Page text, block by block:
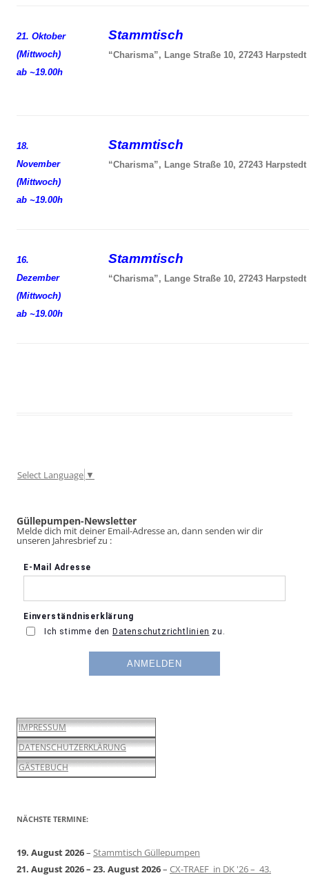
21. Oktober
(Mittwoch)
ab ~19.00h
Stammtisch
“Charisma”, Lange Straße 10, 27243 Harpstedt
18.
November
(Mittwoch)
ab ~19.00h
Stammtisch
“Charisma”, Lange Straße 10, 27243 Harpstedt
16.
Dezember
(Mittwoch)
ab ~19.00h
Stammtisch
“Charisma”, Lange Straße 10, 27243 Harpstedt
Select Language ▼
Güllepumpen-Newsletter
Melde dich mit deiner Email-Adresse an, dann senden wir dir
unseren Jahresbrief zu :
IMPRESSUM
DATENSCHUTZERKLÄRUNG
GÄSTEBUCH
NÄCHSTE TERMINE:
19. August 2026– Stammtisch Güllepumpen
21. August 2026– 23. August 2026– CX-TRAEF in DK '26 – 43.